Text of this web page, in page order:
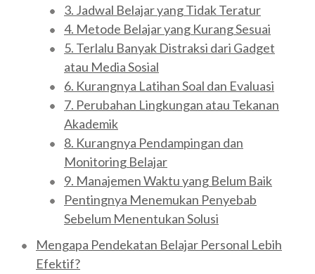
3. Jadwal Belajar yang Tidak Teratur
4. Metode Belajar yang Kurang Sesuai
5. Terlalu Banyak Distraksi dari Gadget
atau Media Sosial
6. Kurangnya Latihan Soal dan Evaluasi
7. Perubahan Lingkungan atau Tekanan
Akademik
8. Kurangnya Pendampingan dan
Monitoring Belajar
9. Manajemen Waktu yang Belum Baik
Pentingnya Menemukan Penyebab
Sebelum Menentukan Solusi
Mengapa Pendekatan Belajar Personal Lebih
Efektif?